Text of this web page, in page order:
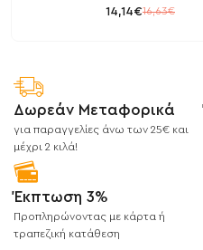
/ Μέταλλα
14,14€16,63€
Δωρεάν Μεταφορικά
για παραγγελίες άνω των 25€ και
μέχρι 2 κιλά!
Έκπτωση 3%
Προπληρώνοντας με κάρτα ή
τραπεζική κατάθεση